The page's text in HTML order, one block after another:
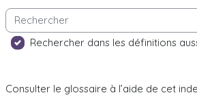
Rechercher
Rechercher dans les définitions
Consulter le glossaire à l’aide de cet